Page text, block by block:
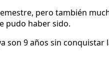
pero también
pudo haber sido.
son 9 años sin conquistar